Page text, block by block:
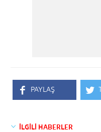
PAYLAŞ
İLGİLİ HABERLER